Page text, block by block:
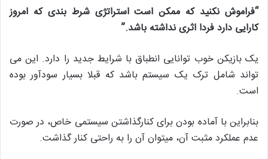
“فراموش نکنید که ممکن است استراتژی شرط بندی که امروز
کارایی دارد فردا اثری نداشته باشد.”
یک بازیکن خوب توانایی انطباق با شرایط جدید را دارد. این می
تواند شامل ترک یک سیستم باشد که قبلا بسیار سودآور بوده
است.
بنابراین با آماده بودن برای کنارگذاشتن سیستمی خاص، در صورت
عدم عملکرد مثبت آن، میتوان آن را به راحتی کنار گذاشت.